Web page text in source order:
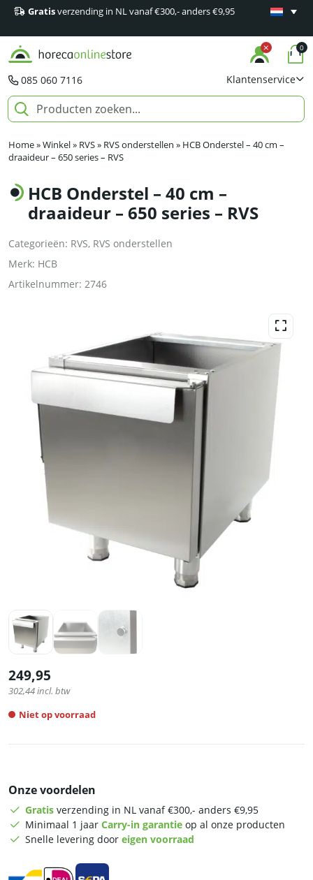
Gratisverzending in NL vanaf €300,- anders €9,95
Minimaal
085 060 7116 Klantenservice
0
Home»Winkel» RVS» RVS onderstellen » HCB Onderstel – 40 cm –
draaideur – 650 series – RVS
HCB Onderstel – 40 cm –
draaideur – 650 series – RVS
Categorieën: RVS, RVS onderstellen
Merk: HCB
Artikelnummer: 2746
249,95
302,44incl. btw
Niet op voorraad
Onze voordelen
Gratis verzending in NL vanaf €300,- anders €9,95
Minimaal 1 jaar Carry-in garantie op al onze producten
Snelle levering door eigen voorraad